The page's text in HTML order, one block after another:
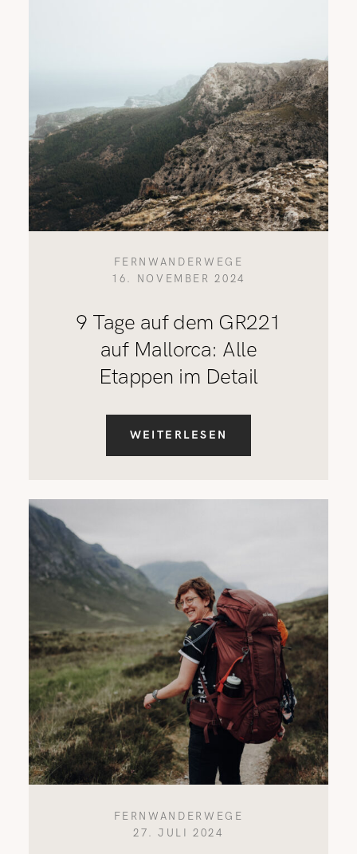
FERNWANDERWEGE
16. NOVEMBER 2024
9 Tage auf dem GR221
auf Mallorca: Alle
Etappen im Detail
WEITERLESEN
FERNWANDERWEGE
27. JULI 2024